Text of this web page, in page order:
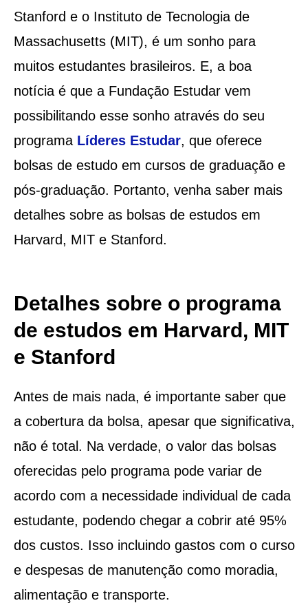
Stanford e o Instituto de Tecnologia de
Massachusetts (MIT), é um sonho para
muitos estudantes brasileiros. E, a boa
notícia é que a Fundação Estudar vem
possibilitando esse sonho através do seu
programa Líderes Estudar, que oferece
bolsas de estudo em cursos de graduação e
pós-graduação. Portanto, venha saber mais
detalhes sobre as bolsas de estudos em
Harvard, MIT e Stanford.
Detalhes sobre o programa
de estudos em Harvard, MIT
e Stanford
Antes de mais nada, é importante saber que
a cobertura da bolsa, apesar que significativa,
não é total. Na verdade, o valor das bolsas
oferecidas pelo programa pode variar de
acordo com a necessidade individual de cada
estudante, podendo chegar a cobrir até 95%
dos custos. Isso incluindo gastos com o curso
e despesas de manutenção como moradia,
alimentação e transporte.